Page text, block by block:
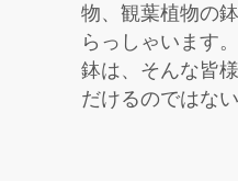
物、観葉植物の
らっしゃいます
鉢は、そんな皆
だけるのではな